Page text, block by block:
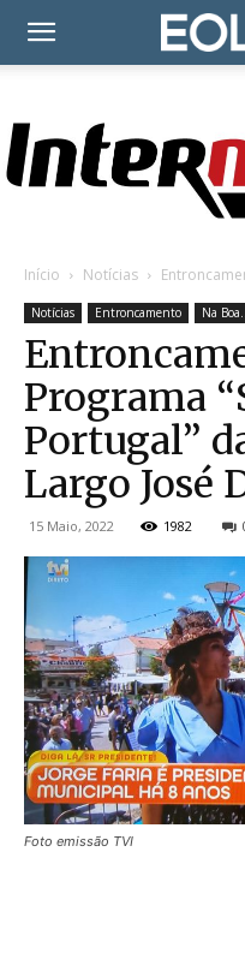
Início Notícias
Notícias Entroncamento Na
Programa
Portugal”
Largo José
15 Maio, 2022 1982
Foto emissão TVI